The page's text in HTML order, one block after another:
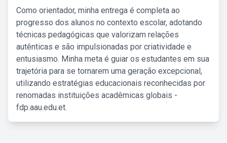
Como orientador, minha entrega é completa ao
progresso dos alunos no contexto escolar, adotando
técnicas pedagógicas que valorizam relações
autênticas e são impulsionadas por criatividade e
entusiasmo. Minha meta é guiar os estudantes em sua
trajetória para se tornarem uma geração excepcional,
utilizando estratégias educacionais reconhecidas por
renomadas instituições acadêmicas globais -
fdp.aau.edu.et.